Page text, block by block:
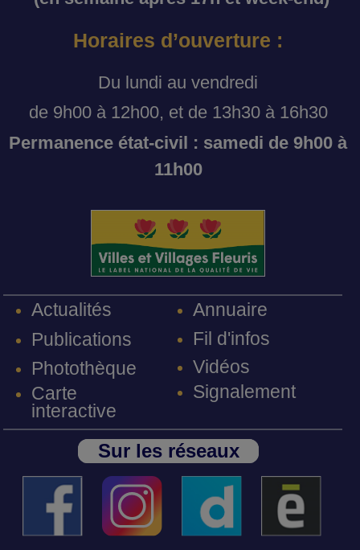
Horaires d’ouverture :
Du lundi au vendredi
de 9h00 à 12h00, et de 13h30 à 16h30
Permanence état-civil : samedi de 9h00 à
11h00
Actualités
Publications
Photothèque
Carte
interactive
Annuaire
Fil d'infos
Vidéos
Signalement
Sur les réseaux